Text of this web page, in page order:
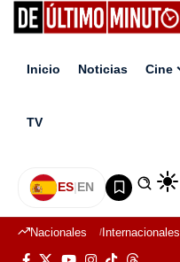
Inicio Noticias Cine
TV
ES|EN
Nacionales Internacionales